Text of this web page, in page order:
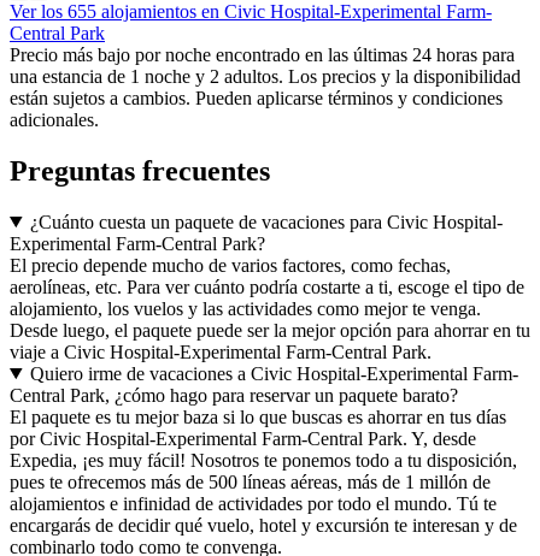
Ver los 655 alojamientos en Civic Hospital-Experimental Farm-
Central Park
Precio más bajo por noche encontrado en las últimas 24 horas para
una estancia de 1 noche y 2 adultos. Los precios y la disponibilidad
están sujetos a cambios. Pueden aplicarse términos y condiciones
adicionales.
Preguntas frecuentes
¿Cuánto cuesta un paquete de vacaciones para Civic Hospital-
Experimental Farm-Central Park?
El precio depende mucho de varios factores, como fechas,
aerolíneas, etc. Para ver cuánto podría costarte a ti, escoge el tipo de
alojamiento, los vuelos y las actividades como mejor te venga.
Desde luego, el paquete puede ser la mejor opción para ahorrar en tu
viaje a Civic Hospital-Experimental Farm-Central Park.
Quiero irme de vacaciones a Civic Hospital-Experimental Farm-
Central Park, ¿cómo hago para reservar un paquete barato?
El paquete es tu mejor baza si lo que buscas es ahorrar en tus días
por Civic Hospital-Experimental Farm-Central Park. Y, desde
Expedia, ¡es muy fácil! Nosotros te ponemos todo a tu disposición,
pues te ofrecemos más de 500 líneas aéreas, más de 1 millón de
alojamientos e infinidad de actividades por todo el mundo. Tú te
encargarás de decidir qué vuelo, hotel y excursión te interesan y de
combinarlo todo como te convenga.